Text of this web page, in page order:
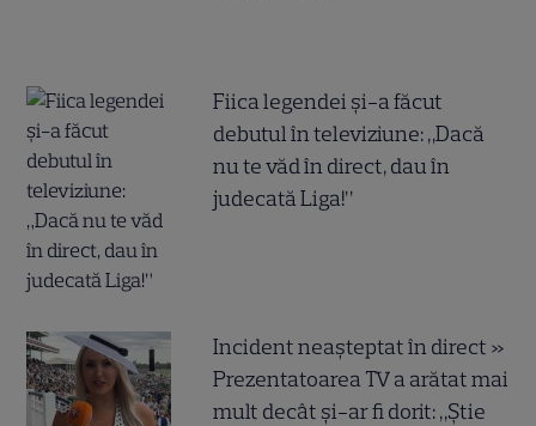
Fiica legendei și-a făcut
debutul în televiziune: „Dacă
nu te văd în direct, dau în
judecată Liga!”
Incident neașteptat în direct »
Prezentatoarea TV a arătat mai
mult decât și-ar fi dorit: „Știe